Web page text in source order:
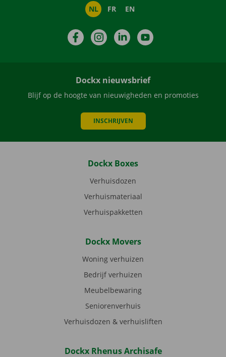
NL FR EN
FacebookInstagramLinkedIn
Dockx nieuwsbrief
Blijf op de hoogte van nieuwigheden en promoties
INSCHRIJVEN
Dockx Boxes
Verhuisdozen
Verhuismateriaal
Verhuispakketten
Dockx Movers
Woning verhuizen
Bedrijf verhuizen
Meubelbewaring
Seniorenverhuis
Verhuisdozen & verhuisliften
Dockx Rhenus Archisafe